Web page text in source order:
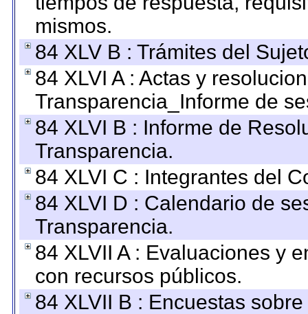
mismos.
84 XLV B : Trámites del
84 XLVI A : Actas y
Transparencia_Informe de
84 XLVI B : Informe de
Transparencia.
84 XLVI C : Integrantes del
84 XLVI D : Calendario de
Transparencia.
84 XLVII A : Evaluaciones y
con recursos públicos.
84 XLVII B : Encuestas